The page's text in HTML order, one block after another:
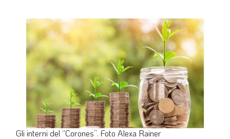
Gli interni del “Corones”. Foto Alexa Rainer